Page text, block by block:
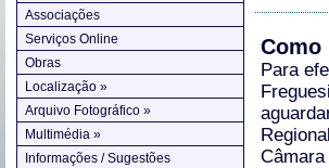
Associações
Serviços Online
Obras
Localização »
Arquivo Fotográfico »
Multimédia »
Informações / Sugestões
Como
Para